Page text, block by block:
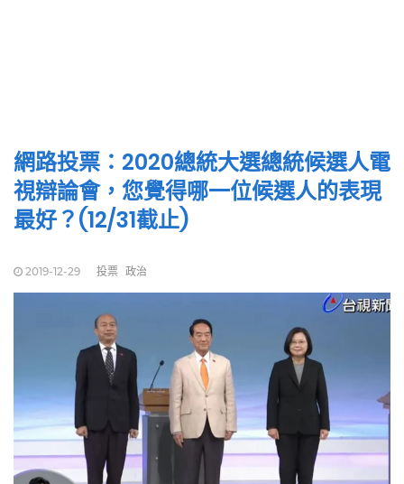
網路投票：2020總統大選總統候選人電
視辯論會，您覺得哪一位候選人的表現
最好？(12/31截止)
2019-12-29 投票 政治